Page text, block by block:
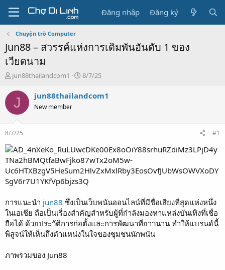
Đăng nhập Đăng ký
Chuyện trò Computer
Jun88 – สวรรค์แห่งการเดิมพันอันดับ 1 ของ
เวียดนาม
T
r
a
s
t
a
r
t
e
r
jun88thailandcom1
N
à
8/7/25
J jun88thailandcom1
New member
8/7/25 #1
การแนะนำ jun88 ซึ่งเป็นเว็บพนันออนไลน์ที่มีชื่อเสียงที่สุดแห่งหนึ่ง
ในเอเชีย ถือเป็นเรื่องสำคัญสำหรับผู้ที่กำลังมองหาแหล่งบันเทิงที่เชื่อ
ถือได้ ด้วยประวัติการก่อตั้งและการพัฒนาที่ยาวนาน ทำให้แบรนด์นี้
พิสูจน์ให้เห็นถึงตำแหน่งในใจของชุมชนนักพนัน
ภาพรวมของ Jun88